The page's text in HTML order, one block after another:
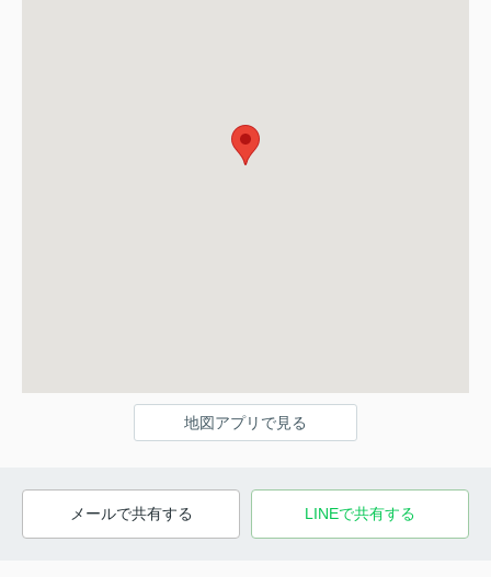
地図アプリで見る
メールで共有する LINEで共有する